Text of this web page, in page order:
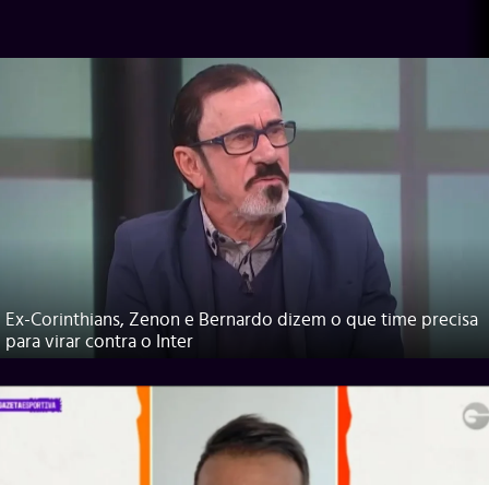
Ex-Corinthians, Zenon e Bernardo dizem o que time precisa
para virar contra o Inter